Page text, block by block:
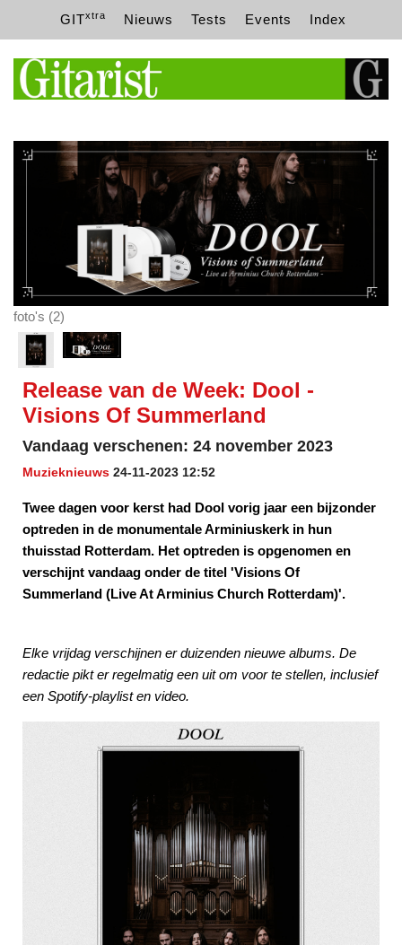
GITxtra Nieuws Tests Events Index
foto's (2)
Release van de Week: Dool -
Visions Of Summerland
Vandaag verschenen: 24 november 2023
Muzieknieuws 24-11-2023 12:52
Twee dagen voor kerst had Dool vorig jaar een bijzonder
optreden in de monumentale Arminiuskerk in hun
thuisstad Rotterdam. Het optreden is opgenomen en
verschijnt vandaag onder de titel 'Visions Of
Summerland (Live At Arminius Church Rotterdam)'.
Elke vrijdag verschijnen er duizenden nieuwe albums. De
redactie pikt er regelmatig een uit om voor te stellen, inclusief
een Spotify-playlist en video.